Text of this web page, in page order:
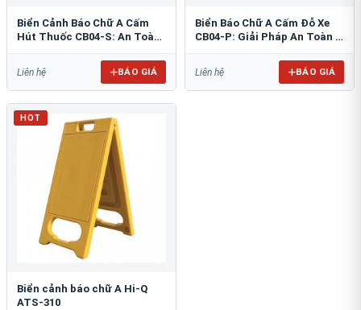
Biển Cảnh Báo Chữ A Cấm
Hút Thuốc CB04-S: An Toàn
Liên hệ BÁO GIÁ
Biển Báo Chữ A Cấm Đỗ Xe
CB04-P: Giải Pháp An Toàn &
Liên hệ BÁO GIÁ
HOT
Biển cảnh báo chữ A Hi-Q
ATS-310